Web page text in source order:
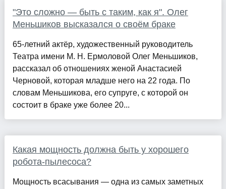
"Это сложно — быть с таким, как я". Олег
Меньшиков высказался о своём браке
65-летний актёр, художественный руководитель
Театра имени М. Н. Ермоловой Олег Меньшиков,
рассказал об отношениях женой Анастасией
Черновой, которая младше него на 22 года. По
словам Меньшикова, его супруге, с которой он
состоит в браке уже более 20...
Какая мощность должна быть у хорошего
робота-пылесоса?
Мощность всасывания — одна из самых заметных